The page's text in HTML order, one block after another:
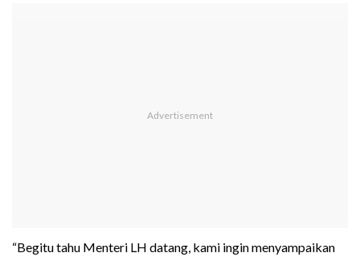
“Begitu tahu Menteri LH datang, kami ingin menyampaikan